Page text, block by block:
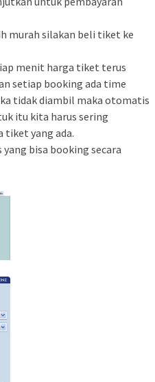
murah silakan beli tiket ke
menit harga tiket terus
setiap booking ada time
tidak diambil maka otomatis
itu kita harus sering
tiket yang ada.
bisa booking secara